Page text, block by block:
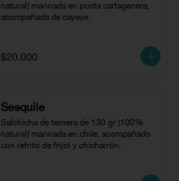
natural) marinada en posta cartagenera,
acompañada de cayeye.
$20.000
Sesquilé
Salchicha de ternera de 130 gr (100%
natural) marinada en chile, acompañado
con refrito de frijol y chicharrón.